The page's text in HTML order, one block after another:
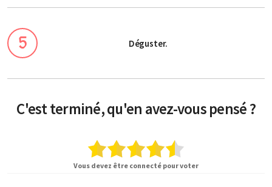
Déguster.
C'est terminé, qu'en avez-vous pensé ?
Vous devez être connecté pour voter